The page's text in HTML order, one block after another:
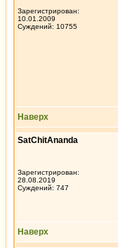
Зарегистрирован:
10.01.2009
Суждений: 10755
Наверх
SatChitAnanda
Зарегистрирован:
28.08.2019
Суждений: 747
Наверх